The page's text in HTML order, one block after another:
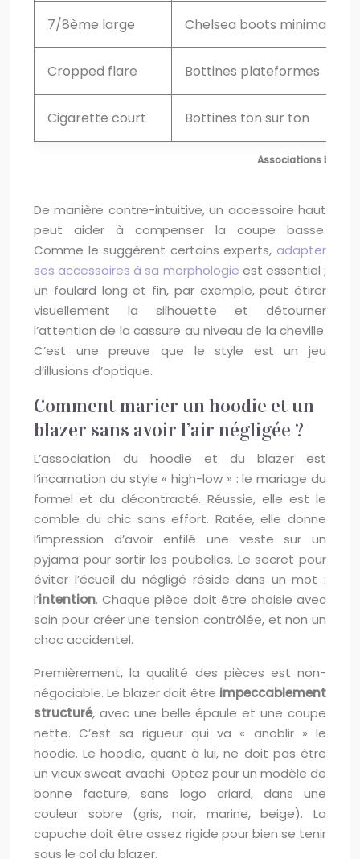
Associations
7/8ème large Chelsea boots minimalistes
Cropped flare Bottines plateformes
Cigarette court Bottines ton sur ton
De manière contre-intuitive, un accessoire haut
peut aider à compenser la coupe basse.
Comme le suggèrent certains experts, adapter
ses accessoires à sa morphologie est essentiel ;
un foulard long et fin, par exemple, peut étirer
visuellement la silhouette et détourner
l’attention de la cassure au niveau de la cheville.
C’est une preuve que le style est un jeu
d’illusions d’optique.
Comment marier un hoodie et un
blazer sans avoir l’air négligée ?
L’association du hoodie et du blazer est
l’incarnation du style « high-low » : le mariage du
formel et du décontracté. Réussie, elle est le
comble du chic sans effort. Ratée, elle donne
l’impression d’avoir enfilé une veste sur un
pyjama pour sortir les poubelles. Le secret pour
éviter l’écueil du négligé réside dans un mot :
l’intention. Chaque pièce doit être choisie avec
soin pour créer une tension contrôlée, et non un
choc accidentel.
Premièrement, la qualité des pièces est non-
négociable. Le blazer doit être impeccablement
structuré, avec une belle épaule et une coupe
nette. C’est sa rigueur qui va « anoblir » le
hoodie. Le hoodie, quant à lui, ne doit pas être
un vieux sweat avachi. Optez pour un modèle de
bonne facture, sans logo criard, dans une
couleur sobre (gris, noir, marine, beige). La
capuche doit être assez rigide pour bien se tenir
sous le col du blazer.